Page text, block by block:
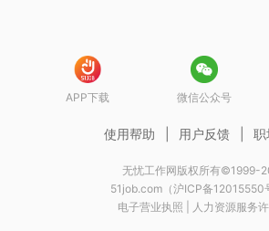
APP下载 微信公众号
使用帮助 用户反馈 职
无忧工作网版权所有©1999-
51job.com（沪ICP备12015550
电子营业执照
人力资源服务